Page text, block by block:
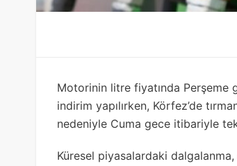
Motorinin litre fiyatında Perşeme
indirim yapılırken, Körfez’de
nedeniyle Cuma gece itibariyle
Küresel piyasalardaki